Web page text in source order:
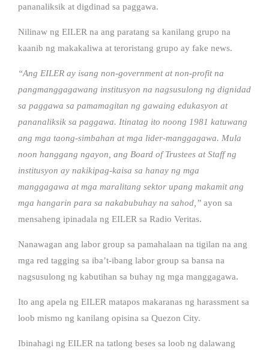
pananaliksik at digdinad sa paggawa.
Nilinaw ng EILER na ang paratang sa kanilang grupo na
kaanib ng makakaliwa at teroristang grupo ay fake news.
“Ang EILER ay isang non-government at non-profit na
pangmanggagawang institusyon na nagsusulong ng dignidad
sa paggawa sa pamamagitan ng gawaing edukasyon at
pananaliksik sa paggawa. Itinatag ito noong 1981 katuwang
ang mga taong-simbahan at mga lider-manggagawa. Mula
noon hanggang ngayon, ang Board of Trustees at Staff ng
institusyon ay nakikipag-kaisa sa hanay ng mga
manggagawa at mga maralitang sektor upang makamit ang
mga hangarin para sa nakabubuhay na sahod,” ayon sa
mensaheng ipinadala ng EILER sa Radio Veritas.
Nanawagan ang labor group sa pamahalaan na tigilan na ang
mga red tagging sa iba’t-ibang labor group sa bansa na
nagsusulong ng kabutihan sa buhay ng mga manggagawa.
Ito ang apela ng EILER matapos makaranas ng harassment sa
loob mismo ng kanilang opisina sa Quezon City.
Ibinahagi ng EILER na tatlong beses sa loob ng dalawang